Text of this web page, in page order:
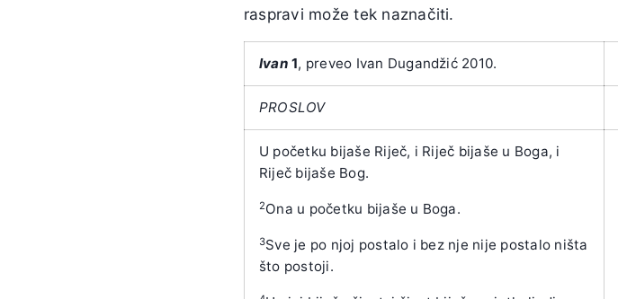
raspravi može tek naznačiti.
Ivan1, preveo Ivan Dugandžić 2010.
PROSLOV
U početku bijaše Riječ, i Riječ bijaše u Boga, i
Riječ bijaše Bog.
2Ona u početku bijaše u Boga.
3Sve je po njoj postalo i bez nje nije postalo ništa
što postoji.